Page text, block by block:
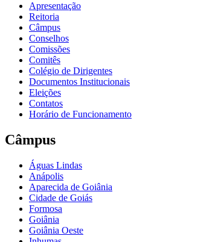
Apresentação
Reitoria
Câmpus
Conselhos
Comissões
Comitês
Colégio de Dirigentes
Documentos Institucionais
Eleições
Contatos
Horário de Funcionamento
Câmpus
Águas Lindas
Anápolis
Aparecida de Goiânia
Cidade de Goiás
Formosa
Goiânia
Goiânia Oeste